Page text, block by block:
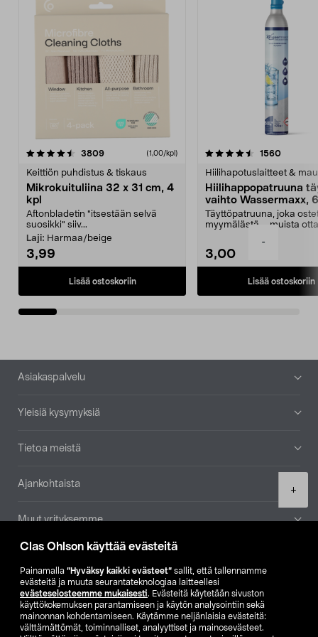
Clas Ohlson käyttää evästeitä
Painamalla ”Hyväksy kaikki evästeet” sallit, että tallennamme
evästeitä ja muuta seurantateknologiaa laitteellesi
evästeselosteemme mukaisesti. Evästeitä käytetään sivuston
käyttökokemuksen parantamiseen ja käytön analysointiin sekä
mainonnan kohdentamiseen. Käytämme neljänlaisia evästeitä:
välttämättömät, toiminnalliset, analyyttiset ja mainosevästeet.
-
+
3809arvostelut (1,00/kpl)
Keittiön puhdistus & tiskaus
Mikrokuituliina 32 x 31 cm, 4
kpl
Aftonbladetin "itsestään selvä
suosikki" siiv...
Laji: Harmaa/beige
3,99
Lisää ostoskoriin
4.5viidestä
1560
Hiilihapotuslaitteet &
Hiilihappopatruuna
vaihto Wassermaxx,
Täyttöpatruuna, joka
myymälästä – muista
3,00
Lisää ostoskoriin
4.5viidestä
Alatunniste
Asiakaspalvelu
Yleisiä kysymyksiä
Tietoa meistä
Ajankohtaista
Muut yrityksemme
Etsi myymälä
SE NO FI
FI SV